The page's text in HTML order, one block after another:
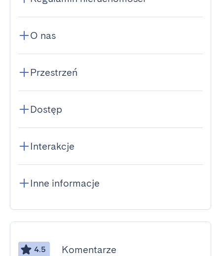
O nas
Przestrzeń
Dostęp
Interakcje
Inne informacje
4.5 Komentarze